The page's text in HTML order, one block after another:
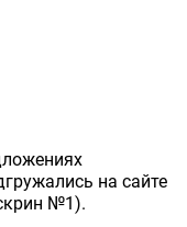
на сайте
№1).